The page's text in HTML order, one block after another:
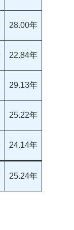
28.00年
22.84年
29.13年
25.22年
24.14年
25.24年